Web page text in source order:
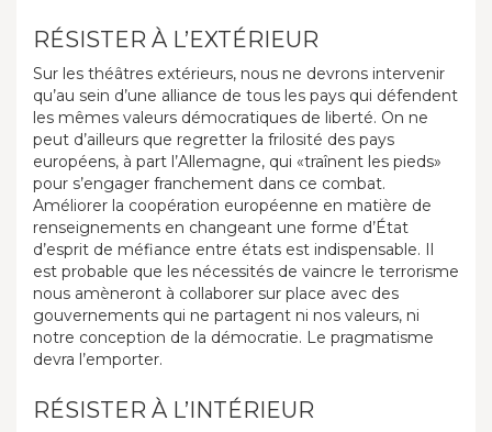
RÉSISTER À L’EXTÉRIEUR
Sur les théâtres extérieurs, nous ne devrons intervenir
qu’au sein d’une alliance de tous les pays qui défendent
les mêmes valeurs démocratiques de liberté. On ne
peut d’ailleurs que regretter la frilosité des pays
européens, à part l’Allemagne, qui «traînent les pieds»
pour s’engager franchement dans ce combat.
Améliorer la coopération européenne en matière de
renseignements en changeant une forme d’État
d’esprit de méfiance entre états est indispensable. Il
est probable que les nécessités de vaincre le terrorisme
nous amèneront à collaborer sur place avec des
gouvernements qui ne partagent ni nos valeurs, ni
notre conception de la démocratie. Le pragmatisme
devra l’emporter.
RÉSISTER À L’INTÉRIEUR